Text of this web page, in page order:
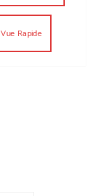
Vue Rapide